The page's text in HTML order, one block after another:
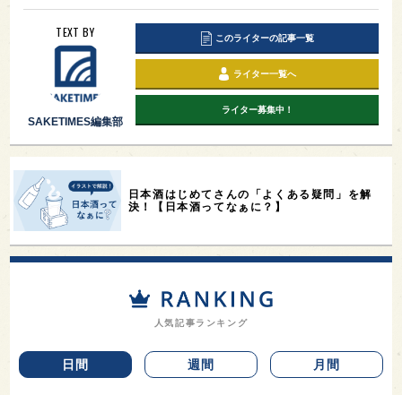
TEXT BY
SAKETIMES編集部
このライターの記事一覧
ライター一覧へ
ライター募集中！
日本酒はじめてさんの「よくある疑問」を解
決！【日本酒ってなぁに？】
人気記事ランキング
日間 週間 月間